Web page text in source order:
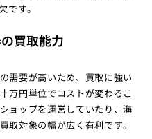
です。
買取能力
需要が高いため、買取に強い
万円単位でコストが変わるこ
ョップを運営していたり、海
取対象の幅が広く有利です。